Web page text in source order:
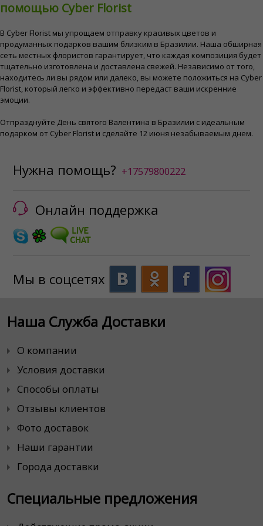
помощью Cyber ​​Florist
В Cyber ​​Florist мы упрощаем отправку красивых цветов и
продуманных подарков вашим близким в Бразилии. Наша обширная
сеть местных флористов гарантирует, что каждая композиция будет
тщательно изготовлена ​​и доставлена ​​свежей. Независимо от того,
находитесь ли вы рядом или далеко, вы можете положиться на Cyber
​​Florist, который легко и эффективно передаст ваши искренние
эмоции.
Отпразднуйте День святого Валентина в Бразилии с идеальным
подарком от Cyber ​​Florist и сделайте 12 июня незабываемым днем.
Нужна помощь? +17579800222
Онлайн поддержка
Мы в соцсетях
Наша Служба Доставки
О компании
Условия доставки
Способы оплаты
Отзывы клиентов
Фото доставок
Наши гарантии
Города доставки
Специальные предложения